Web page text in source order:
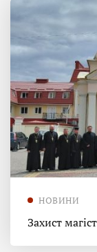
НОВИНИ
Захист